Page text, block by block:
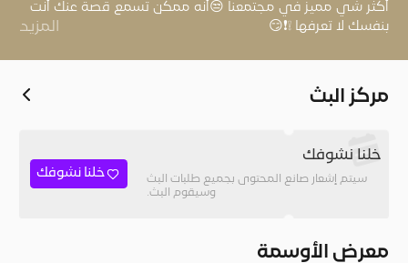
أكثر شي مميز في مجتمعنا 😒أنه ممكن تسمع قصة عنك أنت
🤍🌹
المزيد
مركز البث
خلنا نشوفك
سيتم إشعار صانع المحتوى بجميع طلبات البث
وسيقوم البث.
خلنا نشوفك
معرض الأوسمة